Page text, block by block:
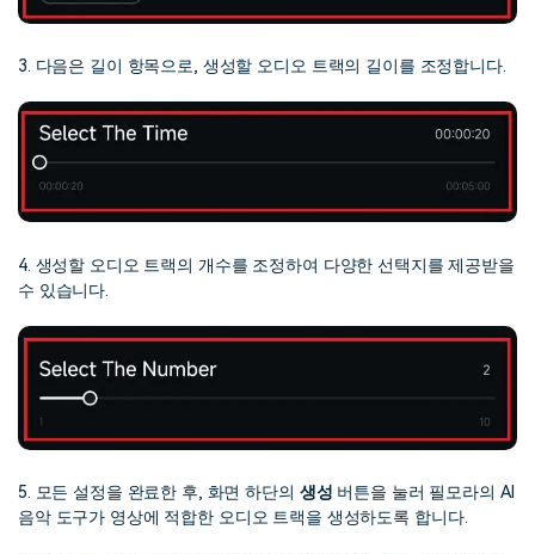
3. 다음은 길이 항목으로, 생성할 오디오 트랙의 길이를 조정합니다.
4. 생성할 오디오 트랙의 개수를 조정하여 다양한 선택지를 제공받을
수 있습니다.
5. 모든 설정을 완료한 후, 화면 하단의 생성 버튼을 눌러 필모라의 AI
음악 도구가 영상에 적합한 오디오 트랙을 생성하도록 합니다.